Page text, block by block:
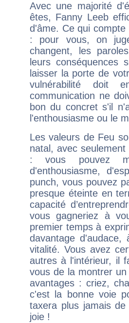
Avec une majorité
êtes, Fanny Leeb
d'âme. Ce qui
: pour vous, on
changent, les
leurs conséquences
laisser la porte de
vulnérabilité doit
communication ne
bon du concret s'il
l'enthousiasme ou le
Les valeurs de Feu
natal, avec
: vous pouvez
d'enthousiasme,
punch, vous pouvez
presque éteinte en
capacité
vous gagneriez à
premier temps à
davantage
vitalité. Vous avez
autres à l'intérieur, il
vous de la montrer
avantages : criez,
c'est la bonne voie
taxera plus jamais
joie !